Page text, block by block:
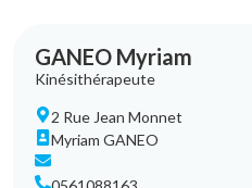
GANEO Myriam
Kinésithérapeute
2 Rue Jean Monnet
Myriam GANEO